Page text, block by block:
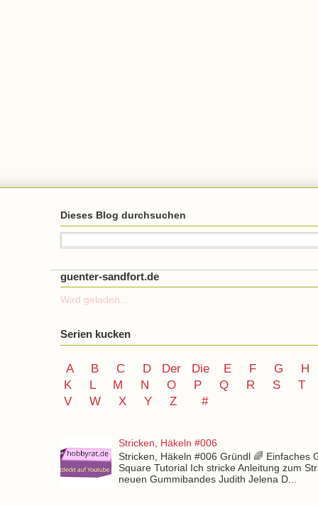
Dieses Blog durchsuchen
guenter-sandfort.de
Wird geladen...
Serien kucken
A B C D Der Die E F G
H
K
L M N O P Q R S
T
V
W X Y Z #
Stricken, Häkeln #006
Stricken, Häkeln #006 Gründl 🌈 Einfaches
Square Tutorial Ich stricke Anleitung zum
neuen Gummibandes Judith Jelena D...